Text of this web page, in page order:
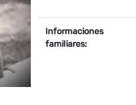
Informaciones
familiares: